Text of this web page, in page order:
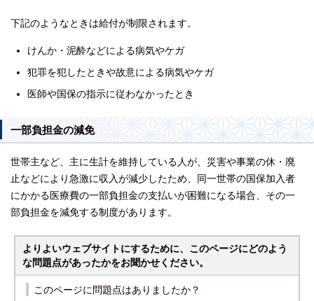
下記のようなときは給付が制限されます。
けんか・泥酔などによる病気やケガ
犯罪を犯したときや故意による病気やケガ
医師や国保の指示に従わなかったとき
一部負担金の減免
世帯主など、主に生計を維持している人が、災害や事業の休・廃
止などにより急激に収入が減少したため、同一世帯の国保加入者
にかかる医療費の一部負担金の支払いが困難になる場合、その一
部負担金を減免する制度があります。
よりよいウェブサイトにするために、このページにどのよう
な問題点があったかをお聞かせください。
このページに問題点はありましたか？